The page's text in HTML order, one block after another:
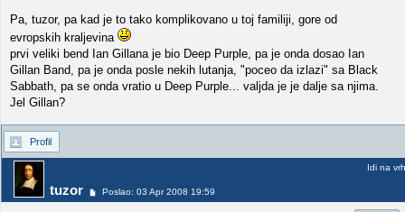
Pa, tuzor, pa kad je to tako komplikovano u toj familiji, gore od
evropskih kraljevina
prvi veliki bend Ian Gillana je bio Deep Purple, pa je onda dosao Ian
Gillan Band, pa je onda posle nekih lutanja, "poceo da izlazi" sa Black
Sabbath, pa se onda vratio u Deep Purple... valjda je je dalje sa njima.
Jel Gillan?
Profil
tuzor Poslao: 03 Apr 2008 19:59
Idi na vrh